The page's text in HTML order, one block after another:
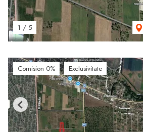
1 / 5
Comision 0% Exclusivitate
Previous